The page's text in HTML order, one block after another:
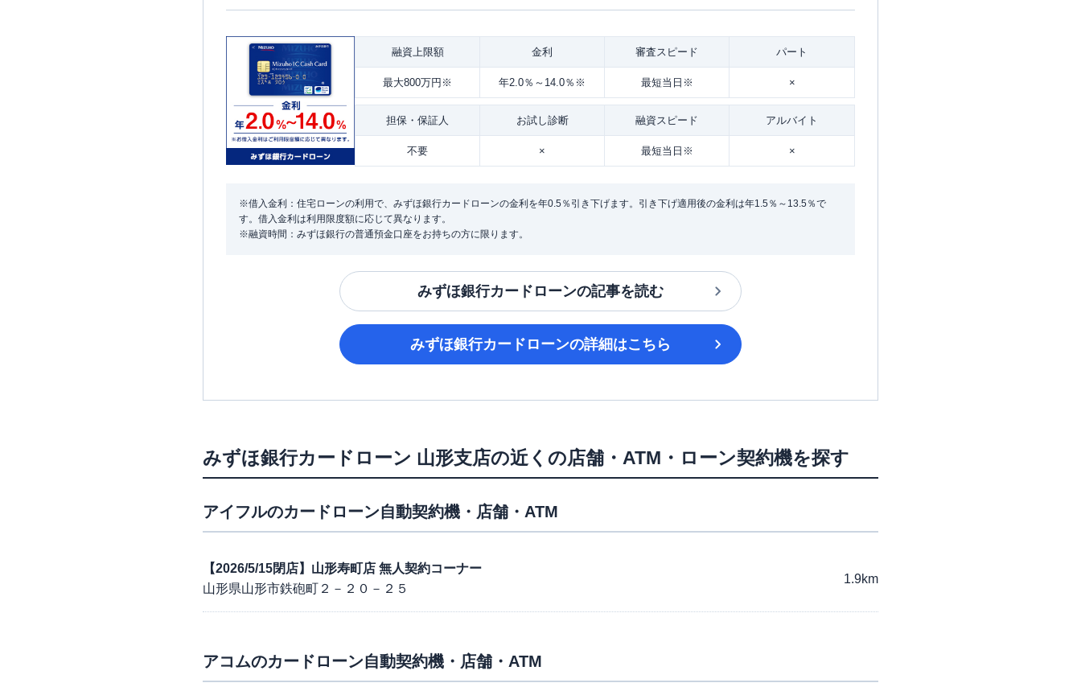
融資上限額 金利 審査スピード パート
最大800万円※ 年2.0％～14.0％※ 最短当日※ ×
担保・ 保証人 お試し診断 融資スピード アルバイト
不要 × 最短当日※ ×
※借入金利：住宅ローンの利用で、みずほ銀行カードローンの金利を年0.5％引き下げます。引き下げ適用後の金利は年1.5％～13.5％で
す。借入金利は利用限度額に応じて異なります。
※融資時間：みずほ銀行の普通預金口座をお持ちの方に限ります。
みずほ銀行カードローンの記事を読む
みずほ銀行カードローンの詳細はこちら
みずほ銀行カードローン 山形支店の近くの店舗・ATM・ローン契約機を探す
アイフルのカードローン自動契約機・店舗・ATM
【2026/5/15閉店】山形寿町店 無人契約コーナー
山形県山形市鉄砲町２－２０－２５
1.9km
アコムのカードローン自動契約機・店舗・ATM